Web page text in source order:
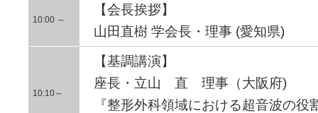
10:00 ～
【会長挨拶】
山田直樹 学会長・理事 (愛知県)
10:10～
【基調講演】
座長・立山 直 理事（大阪府)
『整形外科領域における超音波の役